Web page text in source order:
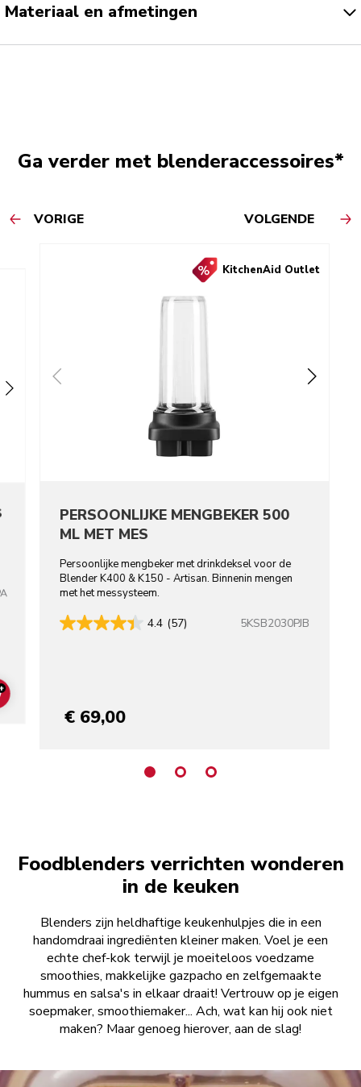
Materiaal en afmetingen
Ga verder met blenderaccessoires*
VORIGE VOLGENDE
ADD TO CART
KitchenAid Outlet
PERSOONLIJKE MENGBEKER 500
ML MET MES
Persoonlijke mengbeker met drinkdeksel voor de
Blender K400 & K150 - Artisan. Binnenin mengen
met het messysteem.
4.4 (57) 5KSB2030PJB
€ 69,00
Foodblenders verrichten wonderen
in de keuken
Blenders zijn heldhaftige keukenhulpjes die in een
handomdraai ingrediënten kleiner maken. Voel je een
echte chef-kok terwijl je moeiteloos voedzame
smoothies, makkelijke gazpacho en zelfgemaakte
hummus en salsa's in elkaar draait! Vertrouw op je eigen
soepmaker, smoothiemaker... Ach, wat kan hij ook niet
maken? Maar genoeg hierover, aan de slag!